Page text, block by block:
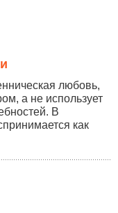
любовь,
а не использует
В
как